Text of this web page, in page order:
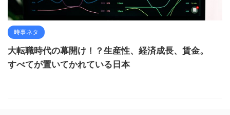
時事ネタ
大転職時代の幕開け！？生産性、経済成長、賃金。
すべてが置いてかれている日本